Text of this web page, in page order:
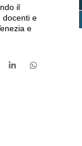
il
docenti e
e